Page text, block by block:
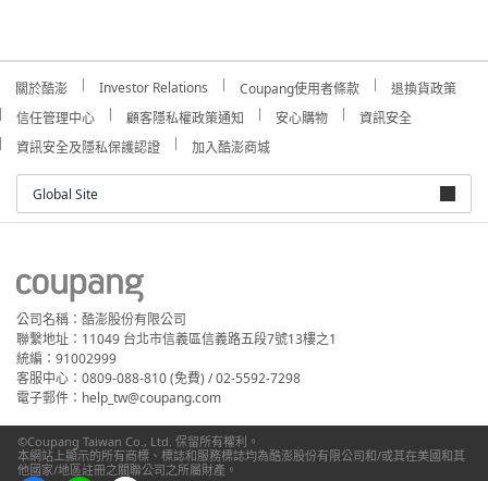
關於酷澎 Investor Relations Coupang使用者條款
退換貨政策
信任管理中心
顧客隱私權政策通知 安心購物
資訊安全
資訊安全及隱私保護認證
加入酷澎商城
Global Site
公司名稱：酷澎股份有限公司
聯繫地址：11049 台北市信義區信義路五段7號13樓之1
統編：91002999
客服中心：0809-088-810 (免費) / 02-5592-7298
電子郵件：help_tw@coupang.com
©Coupang Taiwan Co., Ltd. 保留所有權利。
本網站上顯示的所有商標、標誌和服務標誌均為酷澎股份有限公司和/或其在美國和其
他國家/地區註冊之關聯公司之所屬財產。